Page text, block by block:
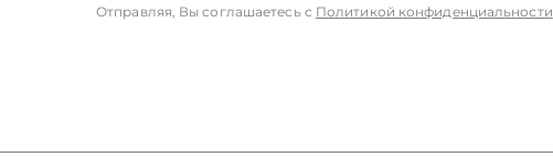
Отправляя, Вы соглашаетесь с Политикой конфиденциальности